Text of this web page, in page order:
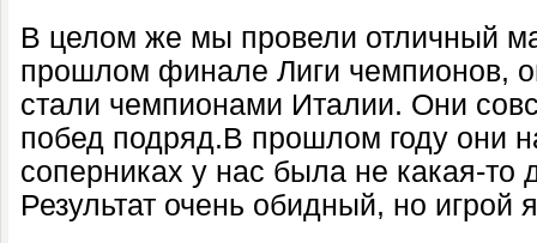
В целом же мы провели отличный
прошлом финале Лиги чемпионов,
стали чемпионами Италии. Они
побед подряд.В прошлом году они
соперниках у нас была не какая-то
Результат очень обидный, но игрой